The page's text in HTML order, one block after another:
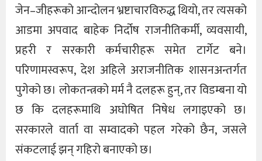
जेन–जीहरूको आन्दोलन भ्रष्टाचारविरुद्ध थियो, तर त्यसको
आडमा अपवाद बाहेक निर्दोष राजनीतिकर्मी, व्यवसायी,
प्रहरी र सरकारी कर्मचारीहरू समेत टार्गेट बने।
परिणामस्वरूप, देश अहिले अराजनीतिक शासनअन्तर्गत
पुगेको छ। लोकतन्त्रको मर्म नै दलहरू हुन्, तर विडम्बना यो
छ कि दलहरूमाथि अघोषित निषेध लगाइएको छ।
सरकारले वार्ता वा सम्वादको पहल गरेको छैन, जसले
संकटलाई झन् गहिरो बनाएको छ।